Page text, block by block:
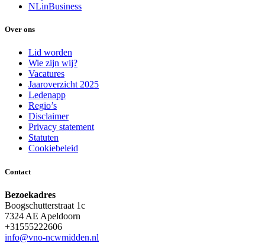
NLinBusiness
Over ons
Lid worden
Wie zijn wij?
Vacatures
Jaaroverzicht 2025
Ledenapp
Regio’s
Disclaimer
Privacy statement
Statuten
Cookiebeleid
Contact
Bezoekadres
Boogschutterstraat 1c
7324 AE Apeldoorn
+31555222606
info@vno-ncwmidden.nl